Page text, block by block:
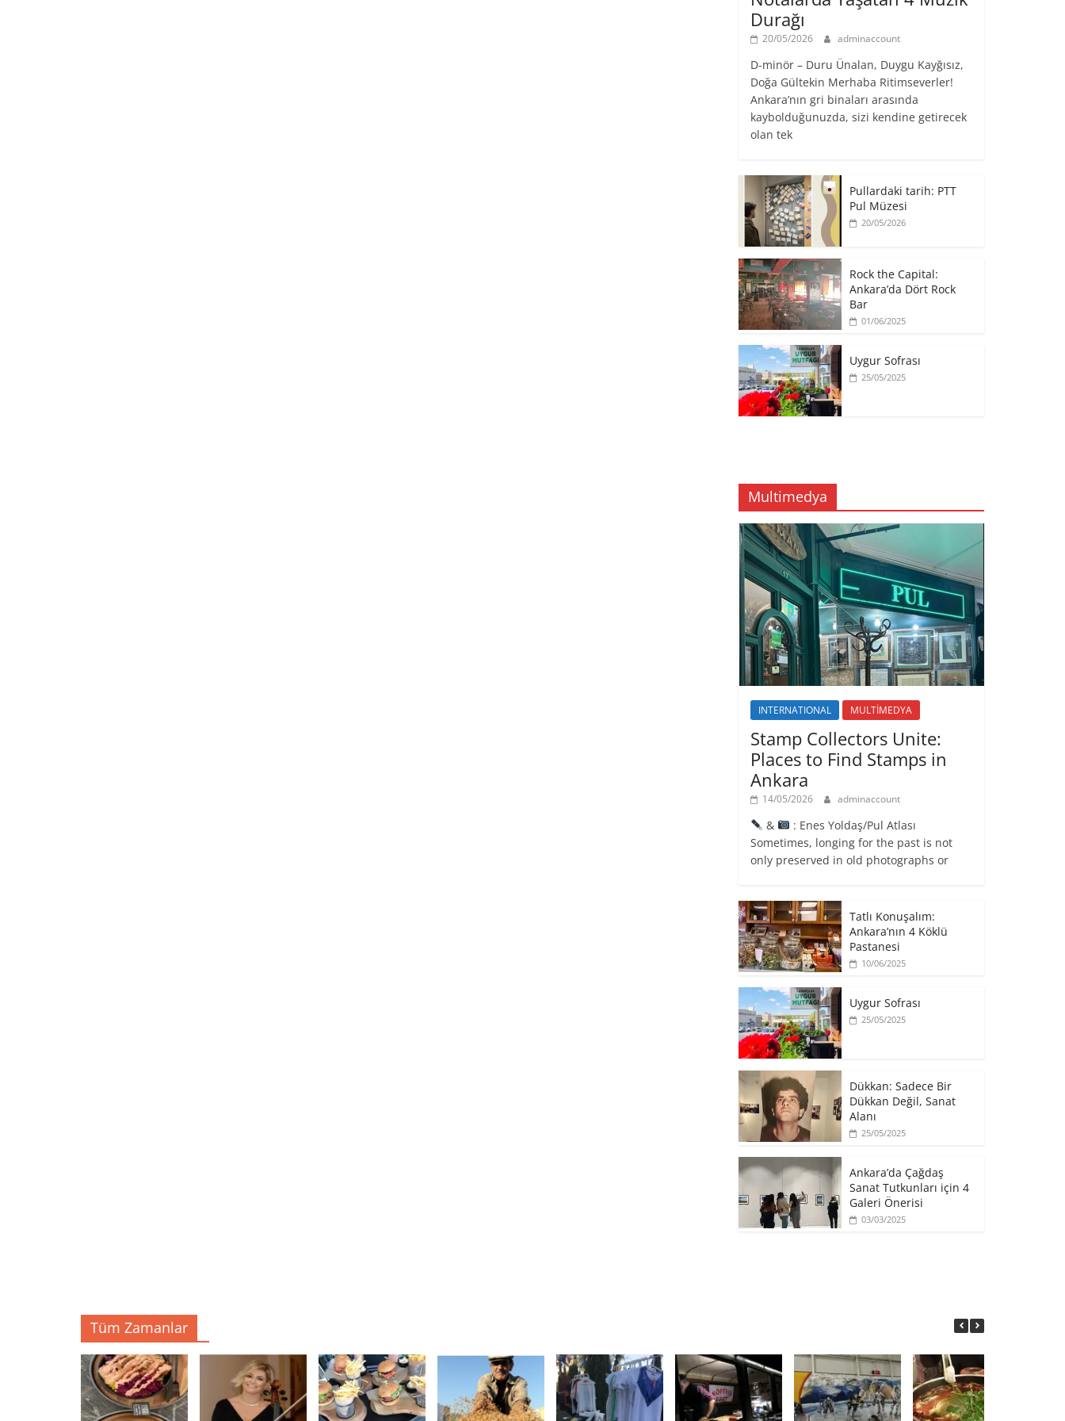
Durağı
20/05/2026 adminaccount
D-minör – Duru Ünalan, Duygu Kayğısız,
Doğa Gültekin Merhaba Ritimseverler!
Ankara’nın gri binaları arasında
kaybolduğunuzda, sizi kendine getirecek
olan tek
Pullardaki tarih: PTT
Pul Müzesi
20/05/2026
Rock the Capital:
Ankara’da Dört Rock
Bar
01/06/2025
Uygur Sofrası
25/05/2025
Multimedya
INTERNATIONAL MULTİMEDYA
Stamp Collectors Unite:
Places to Find Stamps in
Ankara
14/05/2026 adminaccount
&
: Enes Yoldaş/Pul Atlası
Sometimes, longing for the past is not
only preserved in old photographs or
Tatlı Konuşalım:
Ankara’nın 4 Köklü
Pastanesi
10/06/2025
Uygur Sofrası
25/05/2025
​Dükkan: Sadece Bir
Dükkan Değil, Sanat
Alanı
25/05/2025
Ankara’da Çağdaş
Sanat Tutkunları için 4
Galeri Önerisi
03/03/2025
Tüm Zamanlar